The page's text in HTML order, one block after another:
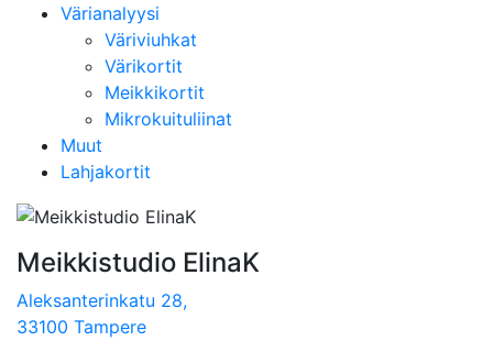
Värianalyysi
Väriviuhkat
Värikortit
Meikkikortit
Mikrokuituliinat
Muut
Lahjakortit
Meikkistudio ElinaK
Aleksanterinkatu 28,
33100 Tampere